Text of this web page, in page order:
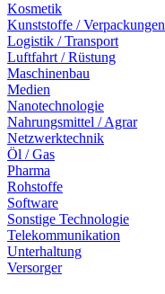
Kosmetik
Kunststoffe / Verpackungen
Logistik / Transport
Luftfahrt / Rüstung
Maschinenbau
Medien
Nanotechnologie
Nahrungsmittel / Agrar
Netzwerktechnik
Öl / Gas
Pharma
Rohstoffe
Software
Sonstige Technologie
Telekommunikation
Unterhaltung
Versorger